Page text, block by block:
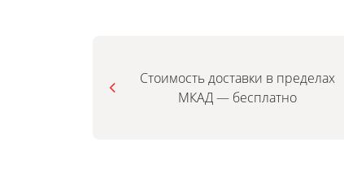
Стоимость доставки в пределах
МКАД — бесплатно